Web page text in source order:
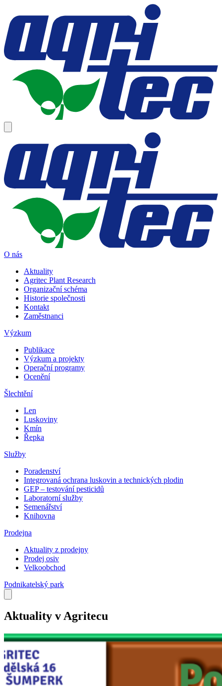
O nás
Aktuality
Agritec Plant Research
Organizační schéma
Historie společnosti
Kontakt
Zaměstnanci
Výzkum
Publikace
Výzkum a projekty
Operační programy
Ocenění
Šlechtění
Len
Luskoviny
Kmín
Řepka
Služby
Poradenství
Integrovaná ochrana luskovin a technických plodin
GEP – testování pesticidů
Laboratorní služby
Semenářství
Knihovna
Prodejna
Aktuality z prodejny
Prodej osiv
Velkoobchod
Podnikatelský park
Aktuality v Agritecu